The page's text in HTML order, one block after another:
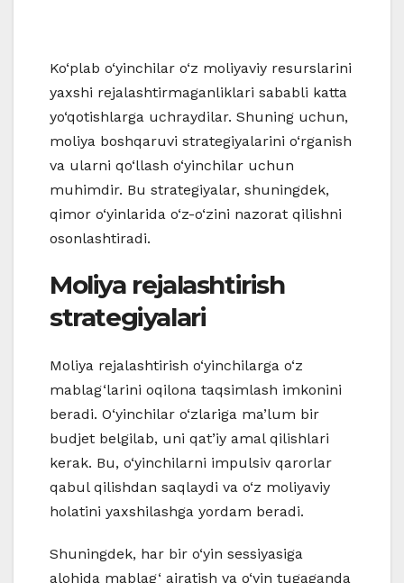
Ko‘plab o‘yinchilar o‘z moliyaviy resurslarini
yaxshi rejalashtirmaganliklari sababli katta
yo‘qotishlarga uchraydilar. Shuning uchun,
moliya boshqaruvi strategiyalarini o‘rganish
va ularni qo‘llash o‘yinchilar uchun
muhimdir. Bu strategiyalar, shuningdek,
qimor o‘yinlarida o‘z-o‘zini nazorat qilishni
osonlashtiradi.
Moliya rejalashtirish
strategiyalari
Moliya rejalashtirish o‘yinchilarga o‘z
mablag‘larini oqilona taqsimlash imkonini
beradi. O‘yinchilar o‘zlariga ma’lum bir
budjet belgilab, uni qat’iy amal qilishlari
kerak. Bu, o‘yinchilarni impulsiv qarorlar
qabul qilishdan saqlaydi va o‘z moliyaviy
holatini yaxshilashga yordam beradi.
Shuningdek, har bir o‘yin sessiyasiga
alohida mablag‘ ajratish va o‘yin tugaganda